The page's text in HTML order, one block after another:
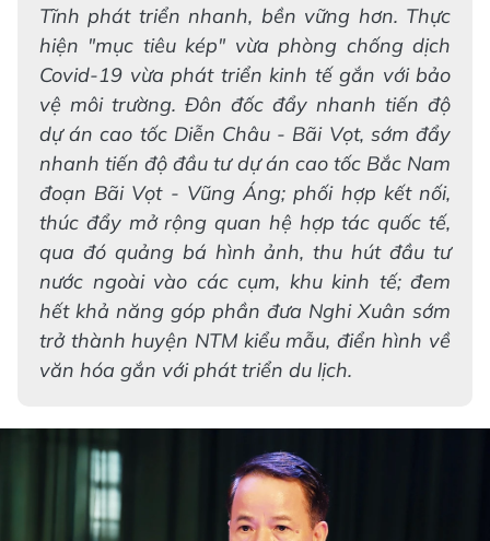
Tĩnh phát triển nhanh, bền vững hơn. Thực
hiện "mục tiêu kép" vừa phòng chống dịch
Covid-19 vừa phát triển kinh tế gắn với bảo
vệ môi trường. Đôn đốc đẩy nhanh tiến độ
dự án cao tốc Diễn Châu - Bãi Vọt, sớm đẩy
nhanh tiến độ đầu tư dự án cao tốc Bắc Nam
đoạn Bãi Vọt - Vũng Áng; phối hợp kết nối,
thúc đẩy mở rộng quan hệ hợp tác quốc tế,
qua đó quảng bá hình ảnh, thu hút đầu tư
nước ngoài vào các cụm, khu kinh tế; đem
hết khả năng góp phần đưa Nghi Xuân sớm
trở thành huyện NTM kiểu mẫu, điển hình về
văn hóa gắn với phát triển du lịch.